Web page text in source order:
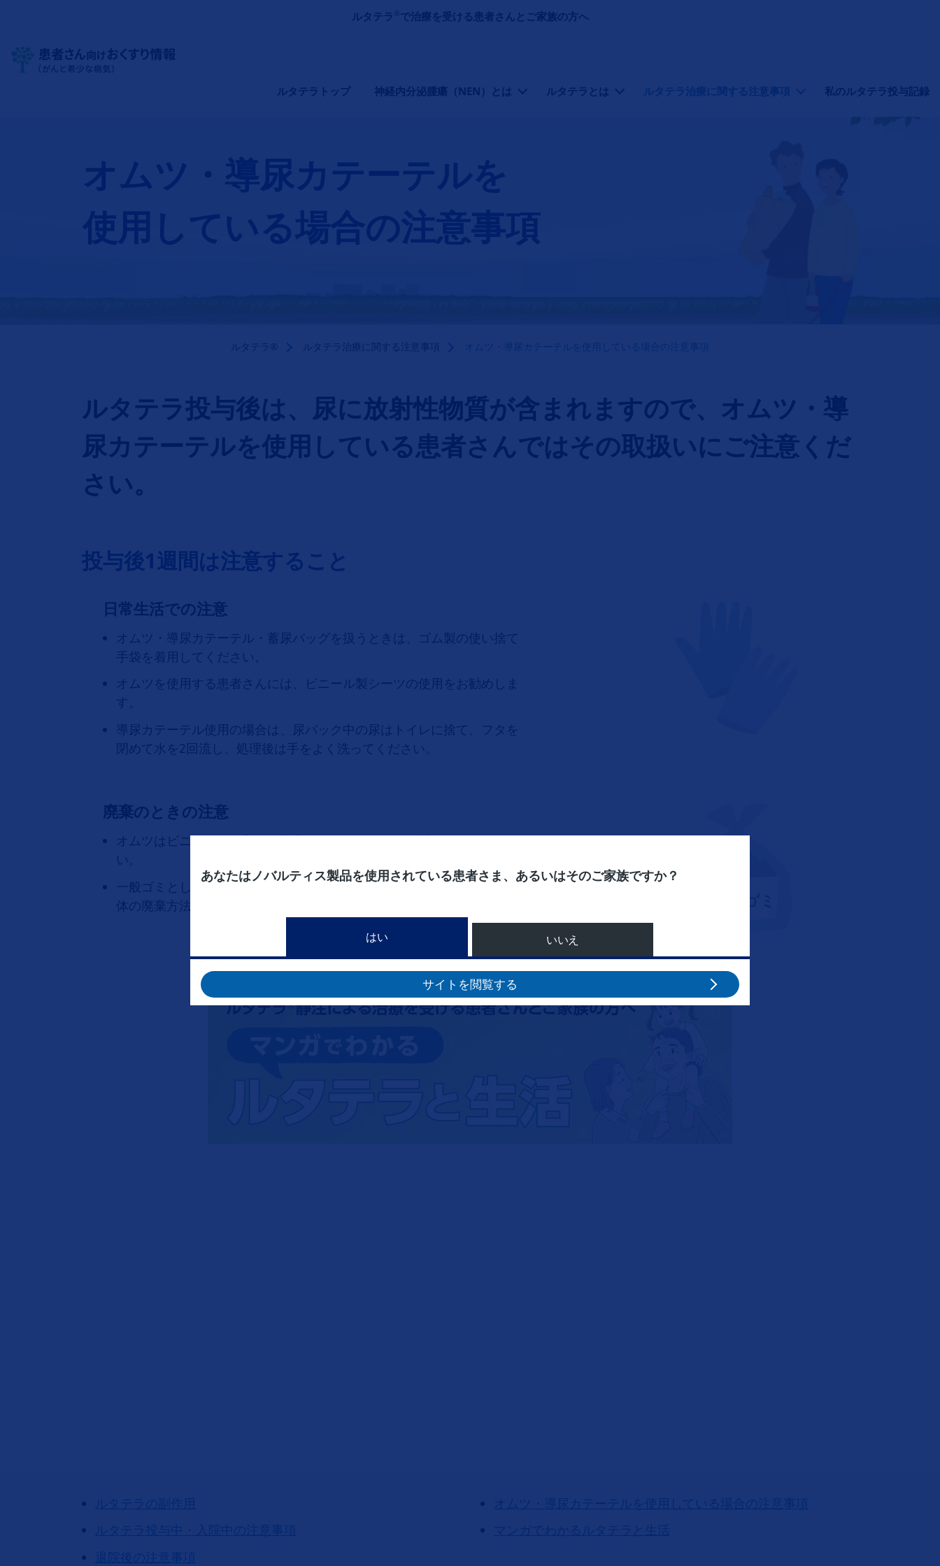
メインコンテンツに移動
ルタテラ ® で治療を受ける患者さんとご家族の方へ
Site Logo
ルタテラトップ 神経内分泌腫瘍（NEN）とは ルタテラとは ルタテラ治療に関する注意事項 私のルタテラ投与記録
使用している場合の注意事項
ルタテラ® ルタテラ治療に関する注意事項 オムツ・導尿カテーテルを使用している場合の注意事項
ルタテラ投与後は、尿に放射性物質が含まれますので、オムツ・導
尿カテーテルを使用している患者さんではその取扱いにご注意くだ
さい。
投与後1週間は注意すること
日常生活での注意
オムツ・導尿カテーテル・蓄尿バッグを扱うときは、ゴム製の使い捨て
手袋を着用してください。
オムツを使用する患者さんには、ビニール製シーツの使用をお勧めしま
す。
導尿カテーテル使用の場合は、尿バック中の尿はトイレに捨て、フタを
閉めて水を2回流し、処理後は手をよく洗ってください。
廃棄のときの注意
オムツはビニール袋に入れ、内容物が漏れないように封をしてくださ
い。
一般ゴミとして処理してください。なお、必要に応じてお住まいの自治
体の廃棄方法に従ってください。
ルタテラの副作用
ルタテラ投与中・入院中の注意事項
退院後の注意事項
オムツ・導尿カテーテルを使用している場合の注意事項
マンガでわかるルタテラと生活
あなたはノバルティス製品を使用されている患者さま、あるいはそのご家族ですか？
はい いいえ
サイトを閲覧する